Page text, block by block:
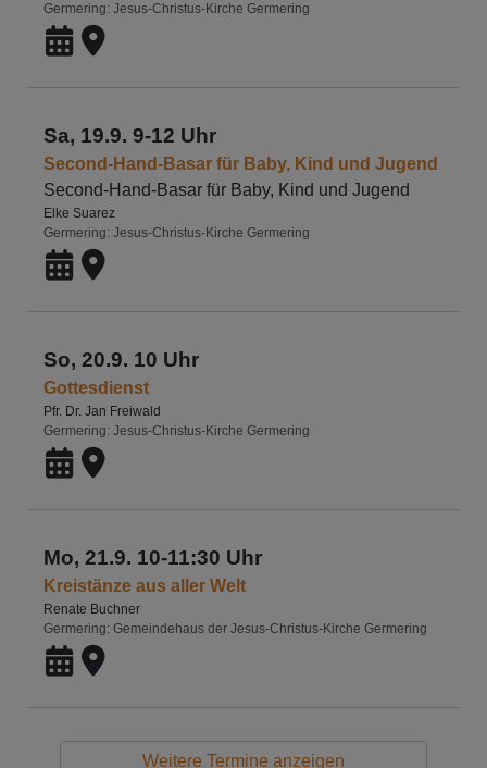
Germering Jesus-Christus-Kirche Germering
Sa, 19.9. 9-12 Uhr
Second-Hand-Basar für Baby, Kind und Jugend
Second-Hand-Basar für Baby, Kind und Jugend
Elke Suarez
Germering Jesus-Christus-Kirche Germering
So, 20.9. 10 Uhr
Gottesdienst
Pfr. Dr. Jan Freiwald
Germering Jesus-Christus-Kirche Germering
Mo, 21.9. 10-11:30 Uhr
Kreistänze aus aller Welt
Renate Buchner
Germering Gemeindehaus der Jesus-Christus-Kirche Germering
Weitere Termine anzeigen